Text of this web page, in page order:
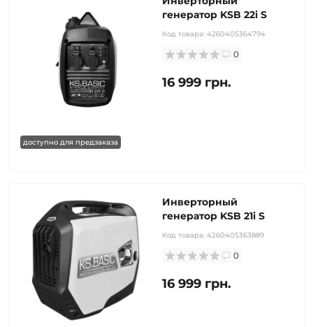
доступно для предзаказа
генератор KSB 22i S
Код товара: 4260405364794
0
16 999 грн.
Инверторный
генератор KSB 21i S
Код товара: 4260405363889
0
16 999 грн.